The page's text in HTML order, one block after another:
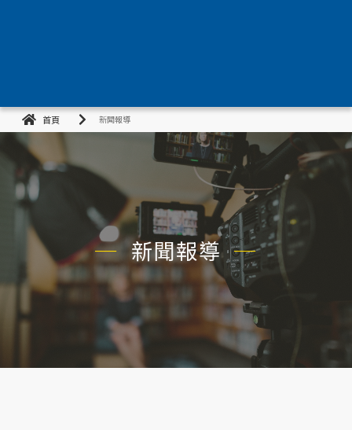
首頁 新聞報導
新聞報導